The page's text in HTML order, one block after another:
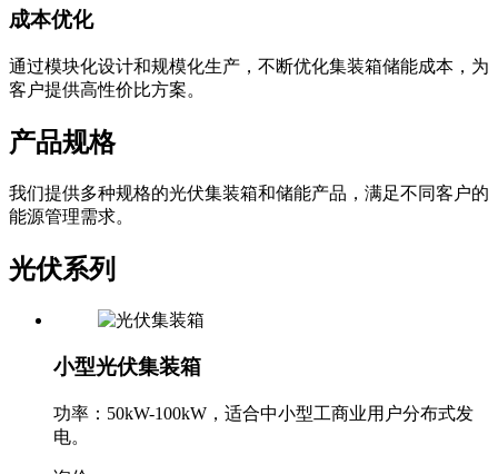
成本优化
通过模块化设计和规模化生产，不断优化集装箱储能成本，为
客户提供高性价比方案。
产品规格
我们提供多种规格的光伏集装箱和储能产品，满足不同客户的
能源管理需求。
光伏系列
小型光伏集装箱
功率：50kW-100kW，适合中小型工商业用户分布式发
电。